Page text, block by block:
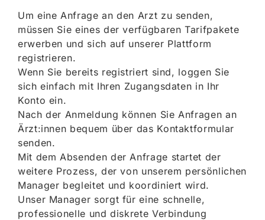
Um eine Anfrage an den Arzt zu senden,
müssen Sie eines der verfügbaren Tarifpakete
erwerben und sich auf unserer Plattform
registrieren.
Wenn Sie bereits registriert sind, loggen Sie
sich einfach mit Ihren Zugangsdaten in Ihr
Konto ein.
Nach der Anmeldung können Sie Anfragen an
Ärzt:innen bequem über das Kontaktformular
senden.
Mit dem Absenden der Anfrage startet der
weitere Prozess, der von unserem persönlichen
Manager begleitet und koordiniert wird.
Unser Manager sorgt für eine schnelle,
professionelle und diskrete Verbindung